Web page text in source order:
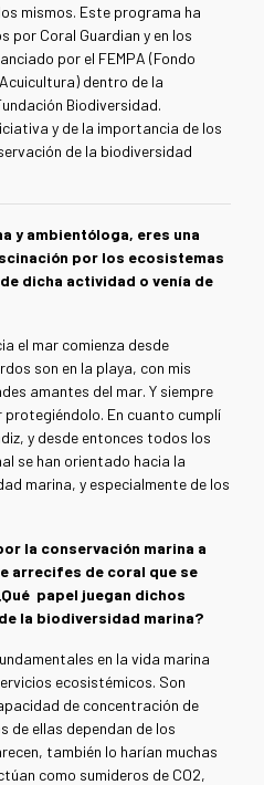
mismos. Este programa ha
por Coral Guardian y en los
por el FEMPA (Fondo
dentro de la
Biodiversidad.
y de la importancia de los
de la biodiversidad
y ambientóloga, eres una
por los ecosistemas
dicha actividad o venía de
el mar comienza desde
son en la playa, con mis
amantes del mar. Y siempre
En cuanto cumplí
y desde entonces todos los
se han orientado hacia la
marina, y especialmente de los
la conservación marina a
arrecifes de coral que se
papel juegan dichos
la biodiversidad marina?
en la vida marina
ecosistémicos. Son
de concentración de
de ellas dependan de los
también lo harían muchas
como sumideros de CO2,